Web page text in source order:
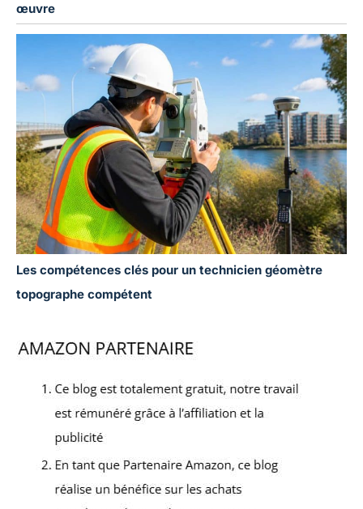
œuvre
Les compétences clés pour un technicien géomètre
topographe compétent